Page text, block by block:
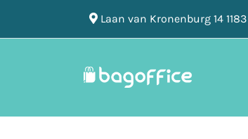
Laan van Kronenburg 14